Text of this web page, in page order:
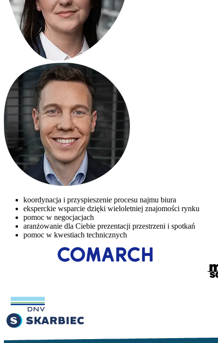
koordynacja i przyspieszenie procesu najmu biura
eksperckie wsparcie dzięki wieloletniej znajomości rynku
pomoc w negocjacjach
aranżowanie dla Ciebie prezentacji przestrzeni i spotkań
pomoc w kwestiach technicznych